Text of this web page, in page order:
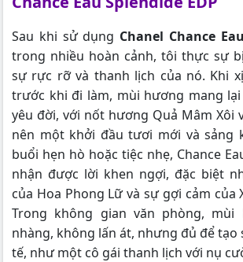
Sau khi sử dụng Chanel Chance
trong nhiều hoàn cảnh, tôi thực sự
sự rực rỡ và thanh lịch của nó. Khi
trước khi đi làm, mùi hương mang
yêu đời, với nốt hương Quả Mâm Xôi
nên một khởi đầu tươi mới và sảng
buổi hẹn hò hoặc tiệc nhẹ, Chance
nhận được lời khen ngợi, đặc biệt
của Hoa Phong Lữ và sự gợi cảm của
Trong không gian văn phòng, mùi
nhàng, không lấn át, nhưng đủ để tạo
tế, như một cô gái thanh lịch với nụ